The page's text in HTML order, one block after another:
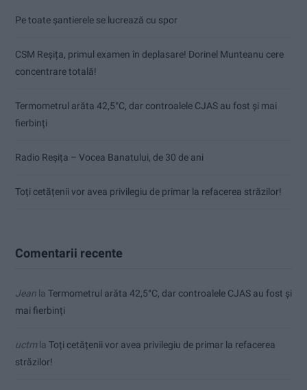
Pe toate șantierele se lucrează cu spor
CSM Reșița, primul examen în deplasare! Dorinel Munteanu cere
concentrare totală!
Termometrul arăta 42,5°C, dar controalele CJAS au fost și mai
fierbinți
Radio Reșița – Vocea Banatului, de 30 de ani
Toți cetățenii vor avea privilegiu de primar la refacerea străzilor!
Comentarii recente
Jean la Termometrul arăta 42,5°C, dar controalele CJAS au fost și
mai fierbinți
uctmla Toți cetățenii vor avea privilegiu de primar la refacerea
străzilor!